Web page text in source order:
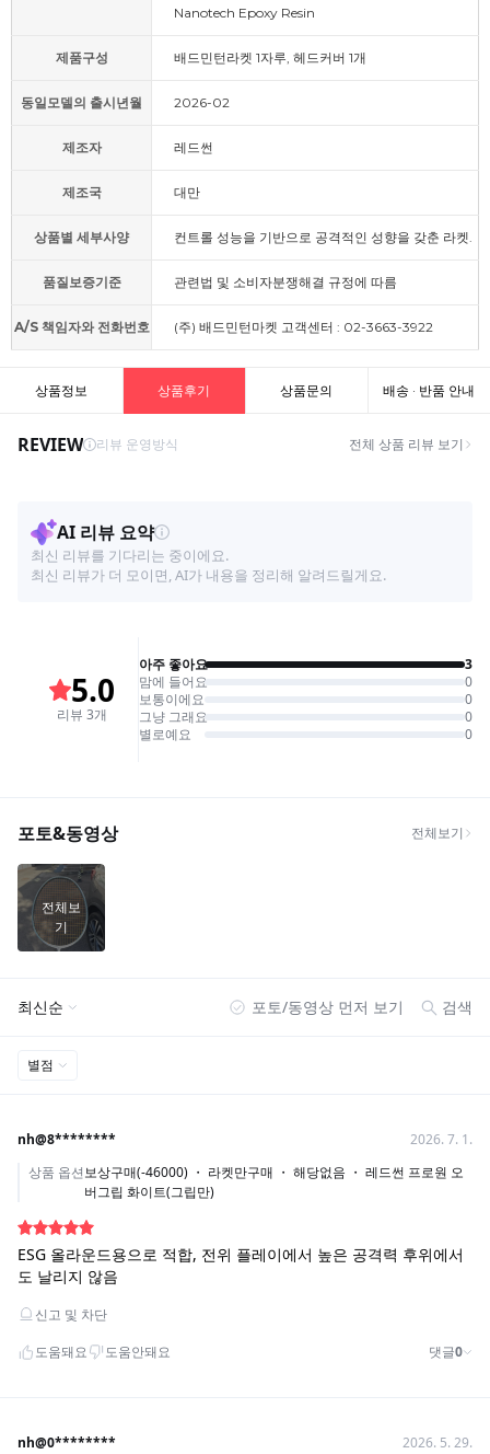
Nanotech Epoxy Resin
제품구성 배드민턴라켓 1자루, 헤드커버 1개
동일모델의 출시년월 2026-02
제조자 레드썬
제조국 대만
상품별 세부사양 컨트롤 성능을 기반으로 공격적인 성향을 갖춘 라켓.
품질보증기준 관련법 및 소비자분쟁해결 규정에 따름
A/S 책임자와 전화번호 (주) 배드민턴마켓 고객센터 : 02-3663-3922
상품정보 상품후기 상품문의 배송 · 반품 안내